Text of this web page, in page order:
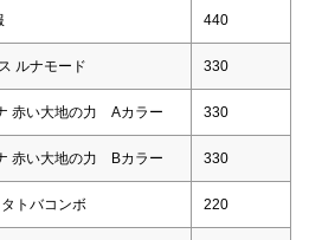
440
ルナモード 330
赤い大地の力 Aカラー 330
赤い大地の力 Bカラー 330
トバコンボ 220